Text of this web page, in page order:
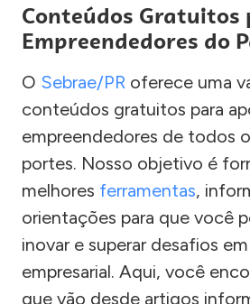
Conteúdos Gratuitos
Empreendedores do
O Sebrae/PR oferece uma
conteúdos gratuitos para
empreendedores de todos
portes. Nosso objetivo é
melhores ferramentas,
orientações para que você
inovar e superar desafios
empresarial. Aqui, você
que vão desde artigos